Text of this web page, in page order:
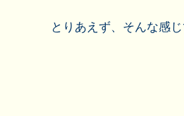
とりあえず、そんな感